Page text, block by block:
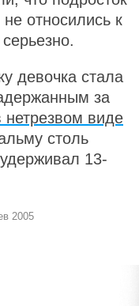
относились к
девочка стала
за
виде
столь
13-
2005